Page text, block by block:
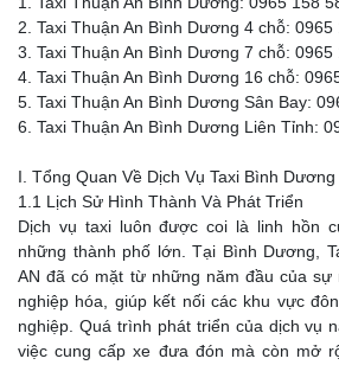
2. Taxi Thuận An Bình Dương 4 chỗ: 0965
3. Taxi Thuận An Bình Dương 7 chỗ: 0965
4. Taxi Thuận An Bình Dương 16 chỗ:
5. Taxi Thuận An Bình Dương Sân Bay:
6. Taxi Thuận An Bình Dương Liên Tỉnh:
I. Tổng Quan Về Dịch Vụ Taxi Bình Dương
1.1 Lịch Sử Hình Thành Và Phát Triển
Dịch vụ taxi luôn được coi là linh hồn
những thành phố lớn. Tại Bình Dương,
AN đã có mặt từ những năm đầu của
nghiệp hóa, giúp kết nối các khu vực
nghiệp. Quá trình phát triển của dịch vụ
việc cung cấp xe đưa đón mà còn mở